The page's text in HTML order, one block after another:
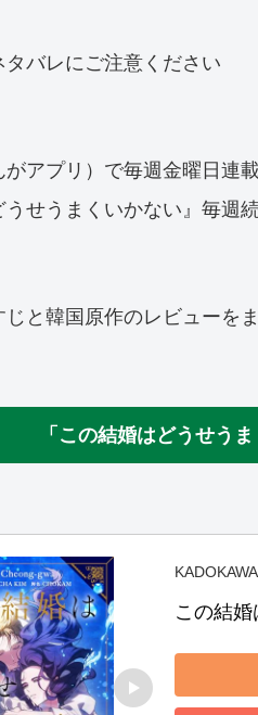
バレにご注意ください
がアプリ）で毎週金曜日連
うせうまくいかない』毎
じと韓国原作のレビューを
「この結婚はどうせう
KADOKAWA
この結